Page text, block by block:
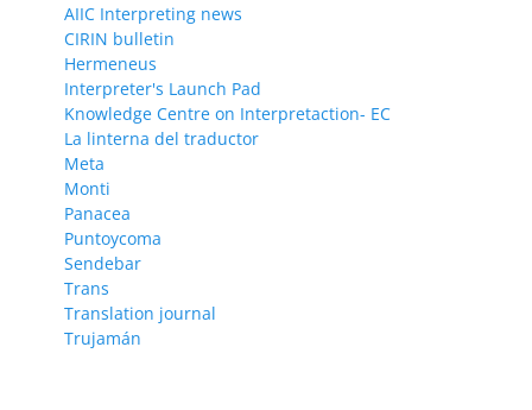
AIIC Interpreting news
CIRIN bulletin
Hermeneus
Interpreter's Launch Pad
Knowledge Centre on Interpretaction- EC
La linterna del traductor
Meta
Monti
Panacea
Puntoycoma
Sendebar
Trans
Translation journal
Trujamán